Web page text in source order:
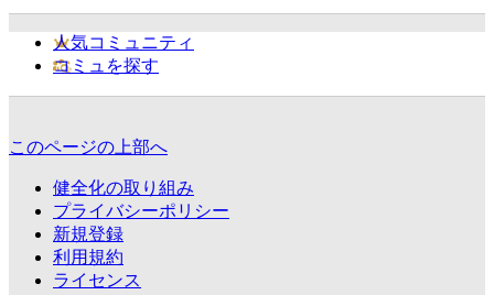
人気コミュニティ
コミュを探す
このページの上部へ
健全化の取り組み
プライバシーポリシー
新規登録
利用規約
ライセンス